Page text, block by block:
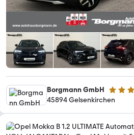
Borgmann GmbH 5 Sterne
45894 Gelsenkirchen